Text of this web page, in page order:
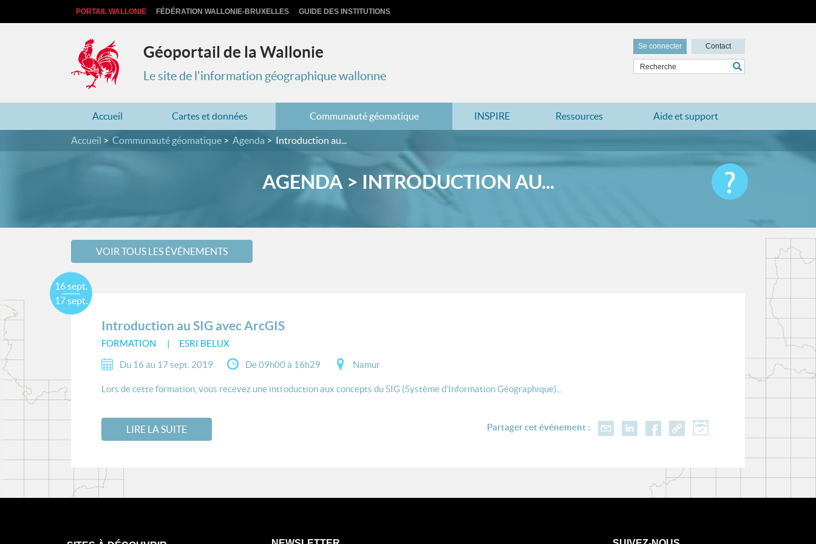
PORTAIL WALLONIE FÉDÉRATION WALLONIE-BRUXELLES GUIDE DES INSTITUTIONS
Géoportail de la Wallonie
Le site de l'information géographique wallonne
Se connecter Contact
Accueil Cartes et données Communauté géomatique INSPIRE Ressources Aide et support
Accueil Communauté géomatique Agenda Introduction au...
AGENDA > INTRODUCTION AU...
VOIR TOUS LES ÉVÉNEMENTS
Introduction au SIG avec ArcGIS
FORMATION ESRI BELUX
16 sept.
17 sept.
Du 16 au 17 sept. 2019 De 09h00 à 16h29 Namur
Lors de cette formation, vous recevez une introduction aux concepts du SIG (Système d’Information Géographique)...
LIRE LA SUITE Partager cet événement :